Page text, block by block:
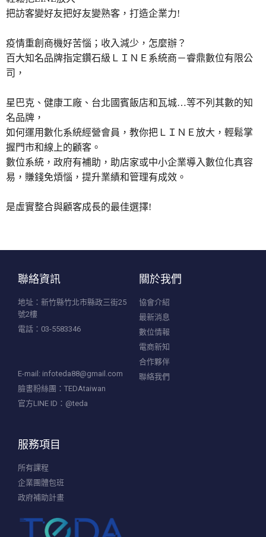
把訪客變好友把好友變熟客，打造企業力!
疫情重創商機好苦惱；收入減少，怎麼辦？
百大知名品牌指定鑽石級ＬＩＮＥ系統商－睿鼎數位有限公
司，
星巴克、健康工廠、台北國賓飯店和瓦城…等不列其數的知
名品牌，
如何運用數化系統經營會員，教你把ＬＩＮＥ放大，輕鬆掌
握門市和線上的顧客。
數位系統，政府有補助，助店家或中小企業導入數位化真容
易，賺錢免煩惱，提升業績和管理有成效。
是虛實整合與顧客成長的最佳選擇!
聯絡資訊
地址：新竹縣竹北市縣政三街25
號2樓
電話：03-5583346
E-mail: infoteda88@gmail.com
臉書粉絲團：TEDAtaiwan
官方LINE ID：@teda
關於我們
協會介紹
最新消息
數位情報
電商新知
合作夥伴
聯絡我們
服務項目
所有課程
企業團體包班
政府補助計畫